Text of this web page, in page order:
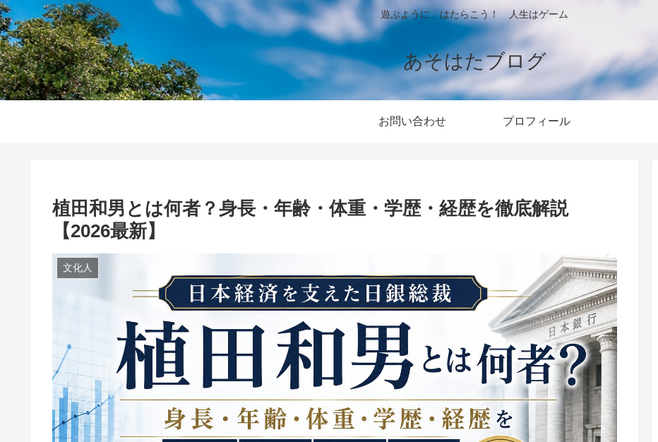
遊ぶように、はたらこう！ 人生はゲーム
あそはたブログ
お問い合わせ プロフィール
植田和男とは何者？身長・年齢・体重・学歴・経歴を徹底解説
【2026最新】
文化人